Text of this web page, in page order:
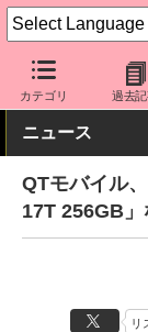
カテゴリ 過去
ケータイ Watch
ニュース
QTモバイル
17T 256GB
リ